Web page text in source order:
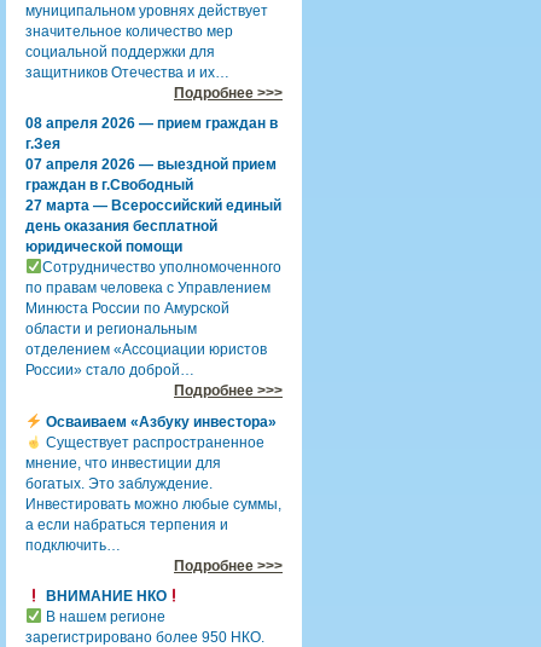
муниципальном уровнях действует
значительное количество мер
социальной поддержки для
защитников Отечества и их…
Подробнее >>>
08 апреля 2026 — прием граждан в
г.Зея
07 апреля 2026 — выездной прием
граждан в г.Свободный
27 марта — Всероссийский единый
день оказания бесплатной
юридической помощи
Сотрудничество уполномоченного
по правам человека с Управлением
Минюста России по Амурской
области и региональным
отделением «Ассоциации юристов
России» стало доброй…
Подробнее >>>
Осваиваем «Азбуку инвестора»
Существует распространенное
мнение, что инвестиции для
богатых. Это заблуждение.
Инвестировать можно любые суммы,
а если набраться терпения и
подключить…
Подробнее >>>
ВНИМАНИЕ НКО
В нашем регионе
зарегистрировано более 950 НКО.